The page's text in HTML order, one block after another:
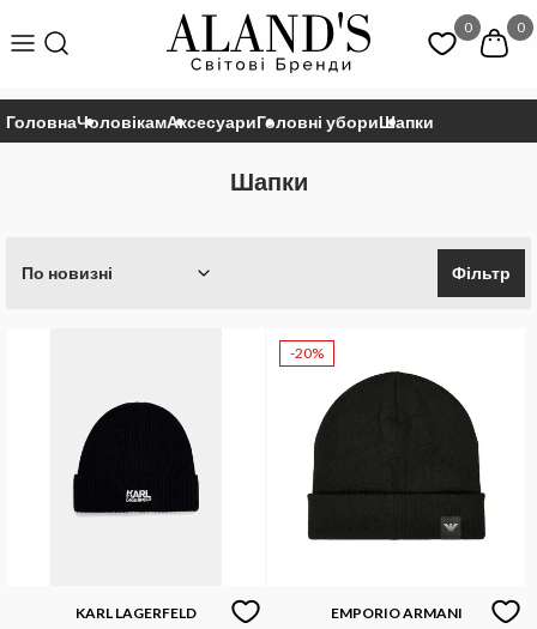
0 0
ГоловнаЧоловікамАксесуариГоловні убориШапки
Шапки
По новизні Фільтр
KARL LAGERFELD
-20%
EMPORIO ARMANI